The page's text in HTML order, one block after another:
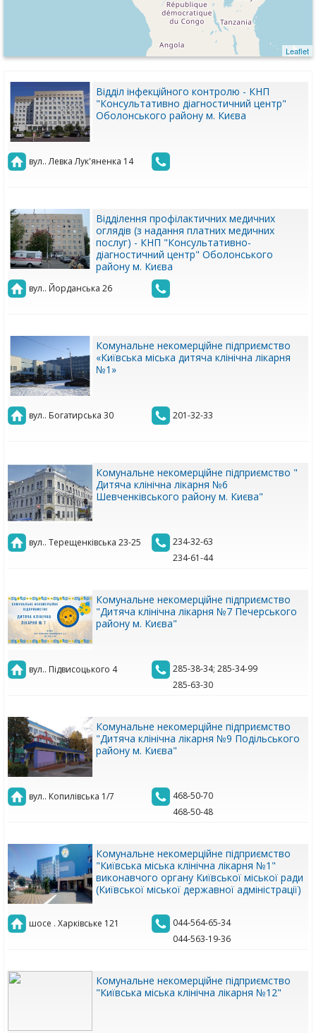
Leaflet
Відділ інфекційного контролю - КНП
"Консультативно діагностичний центр"
Оболонського району м. Києва
вул.. Левка Лук'яненка 14
Відділення профілактичних медичних
оглядів (з надання платних медичних
послуг) - КНП "Консультативно-
діагностичний центр" Оболонського
району м. Києва
вул.. Йорданська 26
Комунальне некомерційне підприємство
«Київська міська дитяча клінічна лікарня
№1»
вул.. Богатирська 30 201-32-33
Комунальне некомерційне підприємство "
Дитяча клінічна лікарня №6
Шевченківського району м. Києва"
вул.. Терещенківська 23-25
234-32-63
234-61-44
Комунальне некомерційне підприємство
"Дитяча клінічна лікарня №7 Печерського
району м. Києва"
вул.. Підвисоцького 4
285-38-34; 285-34-99
285-63-30
Комунальне некомерційне підприємство
"Дитяча клінічна лікарня №9 Подільського
району м. Києва"
вул.. Копилівська 1/7
468-50-70
468-50-48
Комунальне некомерційне підприємство
"Київська міська клінічна лікарня №1"
виконавчого органу Київської міської ради
(Київської міської державної адміністрації)
шосе . Харківське 121
044-564-65-34
044-563-19-36
Комунальне некомерційне підприємство
"Київська міська клінічна лікарня №12"